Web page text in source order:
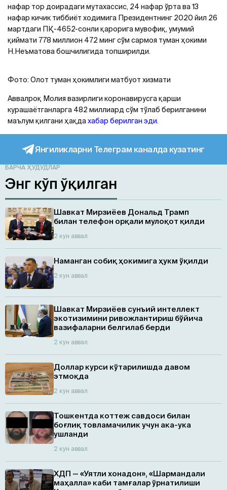
нафар тор доирадаги мутахассис, 24 нафар ўрта ва 13
нафар кичик тиббиёт ходимига Президентнинг 2020 йил 26
мартдаги ПҚ-4652-сонли қарорига мувофиқ, умумий
қиймати 778 миллион 472 минг сўм сармоя туман ҳокими
Н.Неъматова бошчилигида топширилди.
Фото: Олот туман ҳокимлиги матбуот хизмати
Аввалроқ Молия вазирлиги коронавирусга қарши
курашаётганларга 482 миллиард сўм тўлаб берилганини
маълум қилгани ҳақдахабар берилган эди.
Янгиликларни Телеграм каналда кузатинг
БАРЧА ҲУДУДЛАР
Энг кўп ўқилган
Шавкат Мирзиёев Дональд Трамп
билан телефон орқали мулоқот қилди
2 кун аввал
Наманган собиқ ҳокимига ҳукм ўқилди
2 кун аввал
Шавкат Мирзиёев сунъий интеллект
экотизимини ривожлантириш бўйича
вазифаларни белгилаб берди
2 кун аввал
Доллар курси кўтарилишда давом
этмоқда
2 кун аввал
Тошкентда коттеж савдоси билан
боғлиқ товламачилик учун ака-ука
ушланди
2 кун аввал
ХДП — «Уятли хонадон», «Шармандали
маҳалла» каби тамғалар ўрнатилиши